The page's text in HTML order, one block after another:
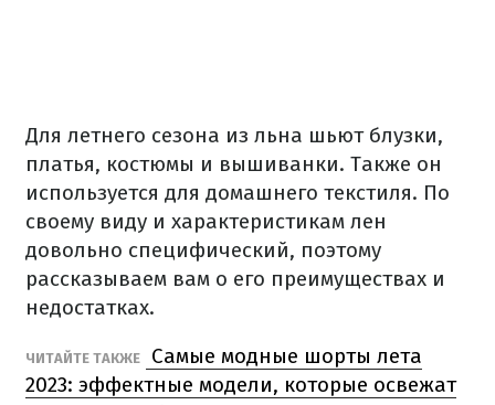
Для летнего сезона из льна шьют блузки,
платья, костюмы и вышиванки. Также он
используется для домашнего текстиля. По
своему виду и характеристикам лен
довольно специфический, поэтому
рассказываем вам о его преимуществах и
недостатках.
ЧИТАЙТЕ ТАКЖЕ
Самые модные шорты лета
2023: эффектные модели, которые освежат